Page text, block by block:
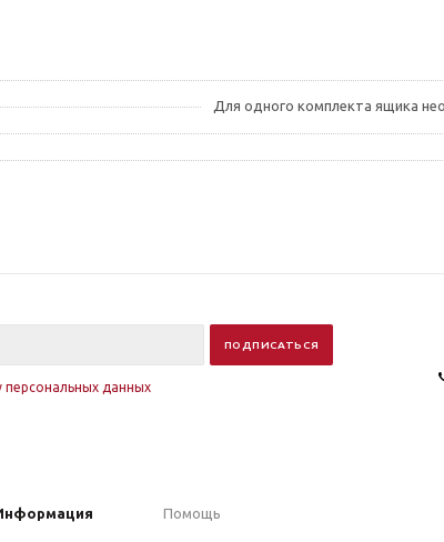
Для одного комплекта ящика
персональных данных
Помощь